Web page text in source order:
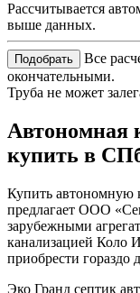
Рассчитывается
выше данных.
Все
окончательными.
Труба не может
Автономная
купить в
Купить автономную
предлагает ООО
зарубежными
канализацией Коло
приобрести гораздо
Эко Гранд септик